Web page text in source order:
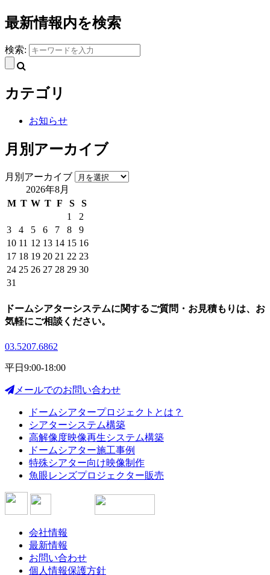
最新情報内を検索
検索:
カテゴリ
お知らせ
月別アーカイブ
月別アーカイブ
2026年8月
M T W T F S
S
1
2
3
4 5 6 7 8
9
10 11 12 13 14 15 16
17 18 19 20 21 22 23
24 25 26 27 28 29 30
31
ドームシアターシステムに関するご質問・お見積もりは、 お
気軽にご相談ください。
03.5207.6862
平日9:00-18:00
メールでのお問い合わせ
ドームシアタープロジェクトとは？
シアターシステム構築
高解像度映像再生システム構築
ドームシアター施工事例
特殊シアター向け映像制作
魚眼レンズプロジェクター販売
会社情報
最新情報
お問い合わせ
個人情報保護方針